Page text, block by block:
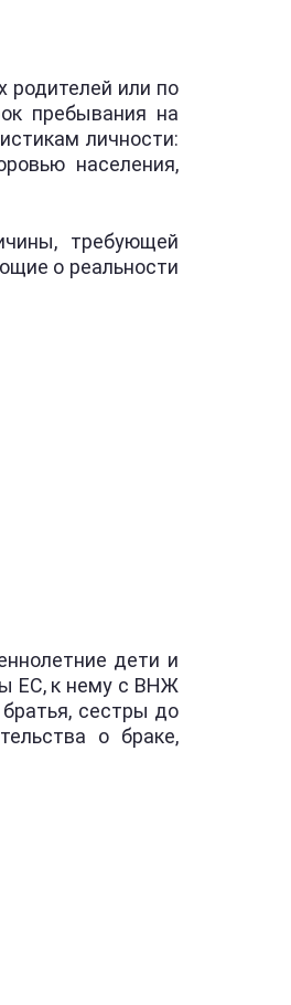
родителей или по
пребывания на
личности:
населения,
требующей
о реальности
дети и
ЕС, к нему с ВНЖ
сестры до
о браке,